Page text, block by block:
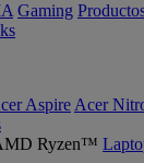
Gaming
Aspire Acer